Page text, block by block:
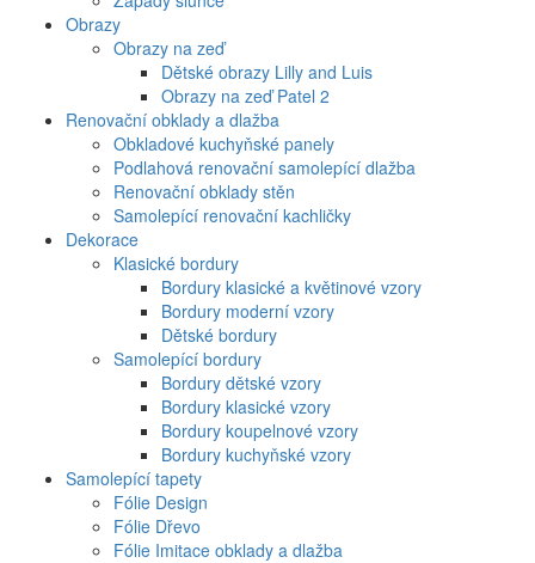
Obrazy
Obrazy na zeď
Dětské obrazy Lilly and Luis
Obrazy na zeď Patel 2
Renovační obklady a dlažba
Obkladové kuchyňské panely
Podlahová renovační samolepící dlažba
Renovační obklady stěn
Samolepící renovační kachličky
Dekorace
Klasické bordury
Bordury klasické a květinové vzory
Bordury moderní vzory
Dětské bordury
Samolepící bordury
Bordury dětské vzory
Bordury klasické vzory
Bordury koupelnové vzory
Bordury kuchyňské vzory
Samolepící tapety
Fólie Design
Fólie Dřevo
Fólie Imitace obklady a dlažba